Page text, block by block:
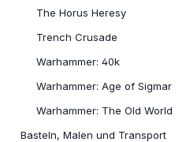
The Horus Heresy
Trench Crusade
Warhammer: 40k
Warhammer: Age of Sigmar
Warhammer: The Old World
Basteln, Malen und Transport